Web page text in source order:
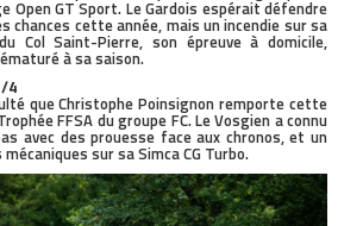
Open GT Sport. Le Gardois espérait défendre
chances cette année, mais un incendie sur sa
Col Saint-Pierre, son épreuve à domicile,
à sa saison.
4
que Christophe Poinsignon remporte cette
FFSA du groupe FC. Le Vosgien a connu
avec des prouesse face aux chronos, et un
sur sa Simca CG Turbo.